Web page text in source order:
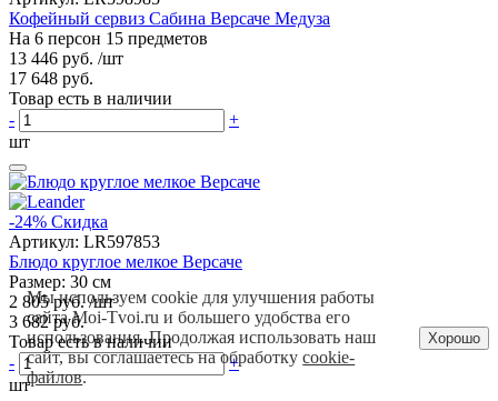
Кофейный сервиз Сабина Версаче Медуза
На 6 персон 15 предметов
13 446 руб. /шт
17 648 руб.
Товар есть в наличии
-
+
шт
-24% Скидка
Артикул: LR597853
Блюдо круглое мелкое Версаче
Размер: 30 см
2 805 руб. /шт
3 682 руб.
Товар есть в наличии
-
+
шт
Мы используем cookie для улучшения работы
сайта Moi-Tvoi.ru и большего удобства его
использования. Продолжая использовать наш
сайт, вы соглашаетесь на обработкуcookie-
файлов.
Хорошо